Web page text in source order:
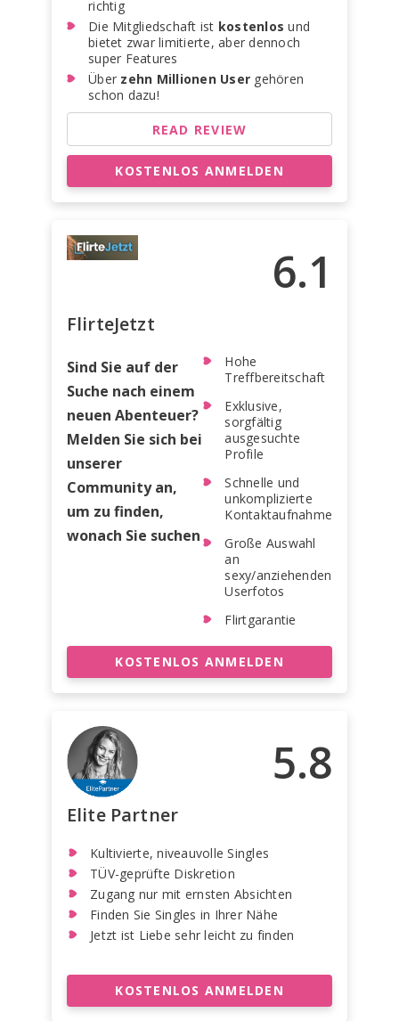
richtig
Die Mitgliedschaft ist kostenlos und
bietet zwar limitierte, aber dennoch
super Features
Über zehn Millionen User gehören
schon dazu!
READ REVIEW
KOSTENLOS ANMELDEN
6.1
FlirteJetzt
Sind Sie auf der
Suche nach einem
neuen Abenteuer?
Melden Sie sich bei
unserer
Community an,
um zu finden,
wonach Sie suchen
Hohe
Treffbereitschaft
Exklusive,
sorgfältig
ausgesuchte
Profile
Schnelle und
unkomplizierte
Kontaktaufnahme
Große Auswahl
an
sexy/anziehenden
Userfotos
Flirtgarantie
KOSTENLOS ANMELDEN
5.8
Elite Partner
Kultivierte, niveauvolle Singles
TÜV-geprüfte Diskretion
Zugang nur mit ernsten Absichten
Finden Sie Singles in Ihrer Nähe
Jetzt ist Liebe sehr leicht zu finden
KOSTENLOS ANMELDEN